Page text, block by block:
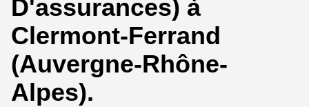
D'assurances) à
Clermont-Ferrand
(Auvergne-Rhône-
Alpes).